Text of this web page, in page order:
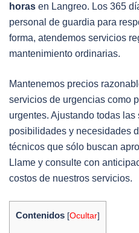
horas en Langreo. Los 365
personal de guardia para
forma, atendemos servicios
mantenimiento ordinarias.
Mantenemos precios
servicios de urgencias como
urgentes. Ajustando todas
posibilidades y necesidades
técnicos que sólo buscan
Llame y consulte con
costos de nuestros servicios.
Contenidos [Ocultar]